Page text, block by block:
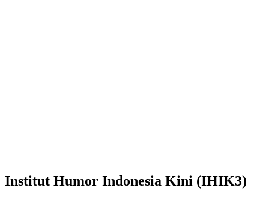
Institut Humor Indonesia Kini (IHIK3)